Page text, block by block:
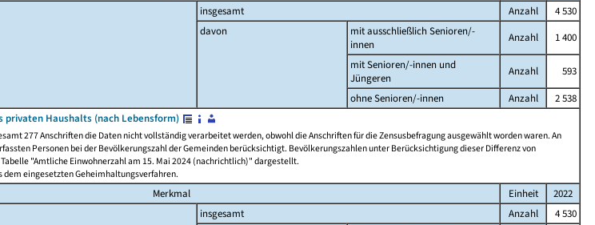
insgesamt Anzahl
4 530
davon
mit ausschließlich Senioren/-
innen
Anzahl
1 400
mit Senioren/-innen und
Jüngeren
Anzahl
593
ohne Senioren/-innen
Anzahl
2 538
privaten Haushalts (nach Lebensform)
277 Anschriften die Daten nicht vollständig verarbeitet werden, obwohl die Anschriften für die Zensusbefragung ausgewählt worden waren. An
Personen bei der Bevölkerungszahl der Gemeinden berücksichtigt. Bevölkerungszahlen unter Berücksichtigung dieser Differenz von
"Amtliche Einwohnerzahl am 15. Mai 2024 (nachrichtlich)" dargestellt.
dem eingesetzten Geheimhaltungsverfahren.
Merkmal Einheit
2022
insgesamt Anzahl
4 530